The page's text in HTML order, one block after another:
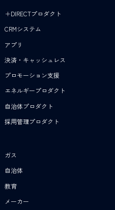
＋DIRECTプロダクト
CRMシステム
アプリ
決済・キャッシュレス
プロモーション支援
エネルギープロダクト
自治体プロダクト
採用管理プロダクト
ガス
自治体
教育
メーカー